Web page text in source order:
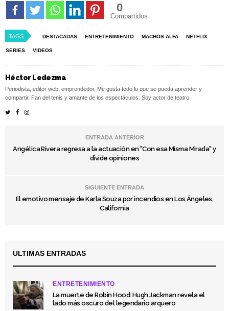
0
Compartidos
TAGS DESTACADAS ENTRETENIMIENTO MACHOS ALFA NETFLIX
SERIES VIDEOS
Héctor Ledezma
Periodista, editor web, emprendedor. Me gusta todo lo que se pueda aprender y
compartir. Fan del tenis y amante de los espectáculos. Soy actor de teatro.
ENTRADA ANTERIOR
Angélica Rivera regresa a la actuación en "Con esa Misma Mirada" y
divide opiniones
SIGUIENTE ENTRADA
El emotivo mensaje de Karla Souza por incendios en Los Ángeles,
California
ULTIMAS ENTRADAS
ENTRETENIMIENTO
La muerte de Robin Hood: Hugh Jackman revela el
lado más oscuro del legendario arquero